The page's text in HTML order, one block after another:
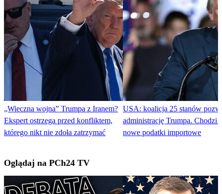
„Wieczna wojna” Trumpa z Iranem?
Ekspert ostrzega przed konfliktem,
którego nikt nie zdoła zatrzymać
USA: koalicja 25 stanów
administrację Trumpa. Chodzi
nowe podatki importowe
Oglądaj na PCh24 TV